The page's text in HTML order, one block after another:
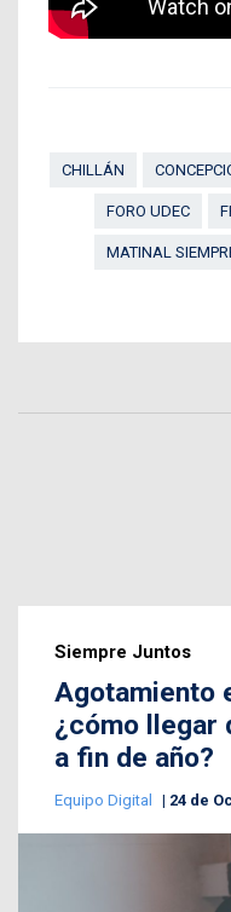
CHILLÁN
FORO UDEC
MATINAL
Siempre Juntos
Agotamiento
¿cómo llegar
a fin de año?
Equipo Digital 24 de